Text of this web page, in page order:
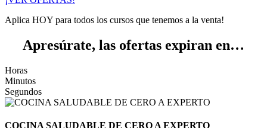
Aplica HOY para todos los cursos que tenemos a la venta!
Apresúrate, las ofertas expiran en…
Horas
Minutos
Segundos
COCINA SALUDABLE DE CERO A EXPERTO